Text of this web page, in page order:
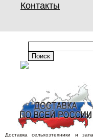
Контакты
Доставка сельхозтехники и